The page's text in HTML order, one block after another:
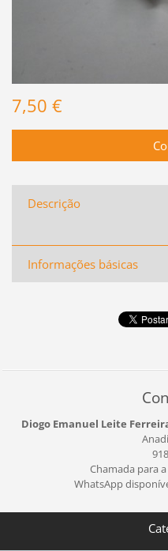
7,50 €
Descrição
Informações básicas
Diogo Emanuel Leite
Chamada para
WhatsApp